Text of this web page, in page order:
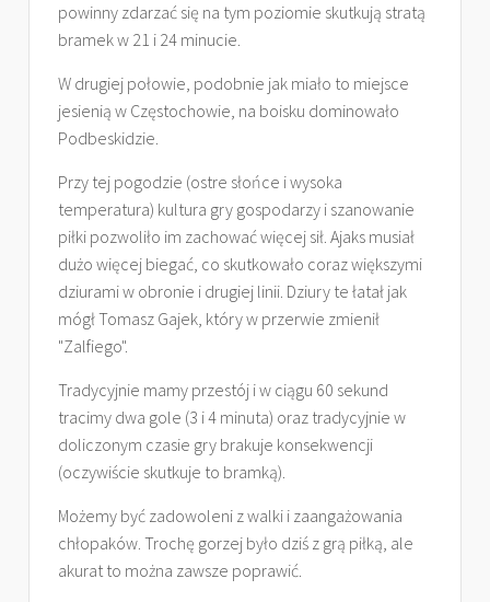
powinny zdarzać się na tym poziomie skutkują stratą
bramek w 21 i 24 minucie.
W drugiej połowie, podobnie jak miało to miejsce
jesienią w Częstochowie, na boisku dominowało
Podbeskidzie.
Przy tej pogodzie (ostre słońce i wysoka
temperatura) kultura gry gospodarzy i szanowanie
piłki pozwoliło im zachować więcej sił. Ajaks musiał
dużo więcej biegać, co skutkowało coraz większymi
dziurami w obronie i drugiej linii. Dziury te łatał jak
mógł Tomasz Gajek, który w przerwie zmienił
"Zalfiego".
Tradycyjnie mamy przestój i w ciągu 60 sekund
tracimy dwa gole (3 i 4 minuta) oraz tradycyjnie w
doliczonym czasie gry brakuje konsekwencji
(oczywiście skutkuje to bramką).
Możemy być zadowoleni z walki i zaangażowania
chłopaków. Trochę gorzej było dziś z grą piłką, ale
akurat to można zawsze poprawić.